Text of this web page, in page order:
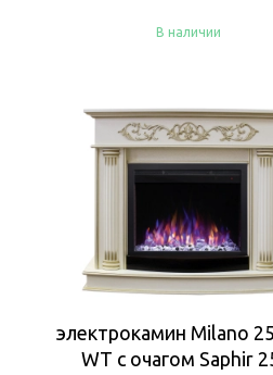
В наличии
Купить
электрокамин Milano
WT с очагом Saphir